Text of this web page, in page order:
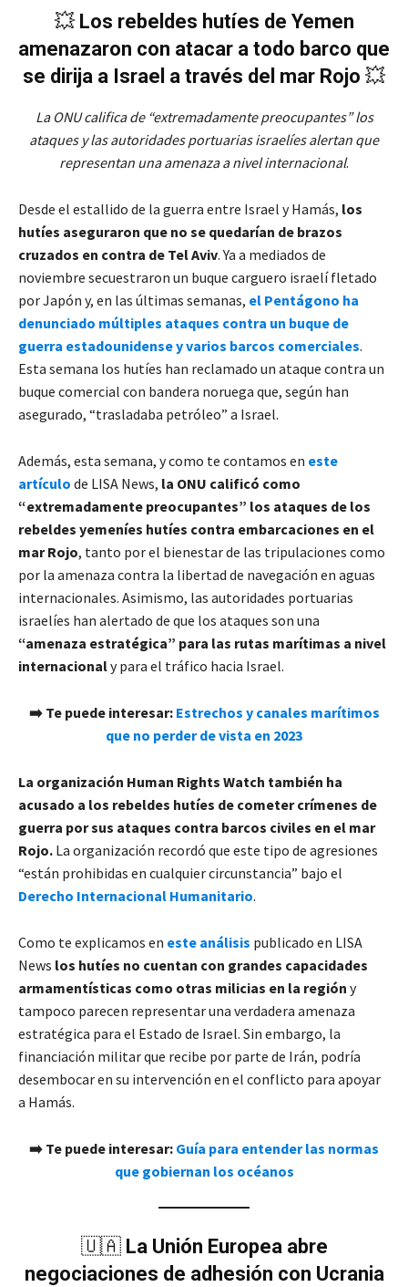
💥 Los rebeldes hutíes de Yemen
amenazaron con atacar a todo barco que
se dirija a Israel a través del mar Rojo 💥
La ONU califica de “extremadamente preocupantes” los
ataques y las autoridades portuarias israelíes alertan que
representan una amenaza a nivel internacional.
Desde el estallido de la guerra entre Israel y Hamás, los
hutíes aseguraron que no se quedarían de brazos
cruzados en contra de Tel Aviv. Ya a mediados de
noviembre secuestraron un buque carguero israelí fletado
por Japón y, en las últimas semanas, el Pentágono ha
denunciado múltiples ataques contra un buque de
guerra estadounidense y varios barcos comerciales.
Esta semana los hutíes han reclamado un ataque contra un
buque comercial con bandera noruega que, según han
asegurado, “trasladaba petróleo” a Israel.
Además, esta semana, y como te contamos en este
artículo de LISA News, la ONU calificó como
“extremadamente preocupantes” los ataques de los
rebeldes yemeníes hutíes contra embarcaciones en el
mar Rojo, tanto por el bienestar de las tripulaciones como
por la amenaza contra la libertad de navegación en aguas
internacionales. Asimismo, las autoridades portuarias
israelíes han alertado de que los ataques son una
“amenaza estratégica” para las rutas marítimas a nivel
internacionaly para el tráfico hacia Israel.
➡️ Te puede interesar:Estrechos y canales marítimos
que no perder de vista en 2023
La organización Human Rights Watch también ha
acusado a los rebeldes hutíes de cometer crímenes de
guerra por sus ataques contra barcos civiles en el mar
Rojo. La organización recordó que este tipo de agresiones
“están prohibidas en cualquier circunstancia” bajo el
Derecho Internacional Humanitario.
Como te explicamos en este análisis publicado en LISA
News los hutíes no cuentan con grandes capacidades
armamentísticas como otras milicias en la región y
tampoco parecen representar una verdadera amenaza
estratégica para el Estado de Israel. Sin embargo, la
financiación militar que recibe por parte de Irán, podría
desembocar en su intervención en el conflicto para apoyar
a Hamás.
➡️ Te puede interesar: Guía para entender las normas
que gobiernan los océanos
🇺🇦 La Unión Europea abre
negociaciones de adhesión con Ucrania